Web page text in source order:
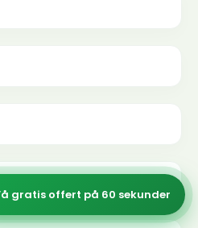
gratis offert på 60 sekunder